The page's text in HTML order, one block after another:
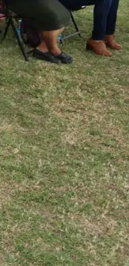
refuerza
en San